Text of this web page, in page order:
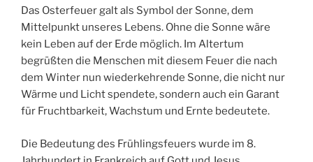
Das Osterfeuer galt als Symbol der Sonne, dem
Mittelpunkt unseres Lebens. Ohne die Sonne wäre
kein Leben auf der Erde möglich. Im Altertum
begrüßten die Menschen mit diesem Feuer die nach
dem Winter nun wiederkehrende Sonne, die nicht nur
Wärme und Licht spendete, sondern auch ein Garant
für Fruchtbarkeit, Wachstum und Ernte bedeutete.
Die Bedeutung des Frühlingsfeuers wurde im 8.